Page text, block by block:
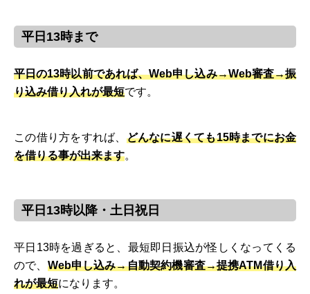
平日13時まで
平日の13時以前であれば、Web申し込み→Web審査→振
り込み借り入れが最短です。
この借り方をすれば、 どんなに遅くても15時までにお金
を借りる事が出来ます。
平日13時以降・土日祝日
平日13時を過ぎると、最短即日振込が怪しくなってくる
ので、 Web申し込み→自動契約機審査→提携ATM借り入
れが最短になります。